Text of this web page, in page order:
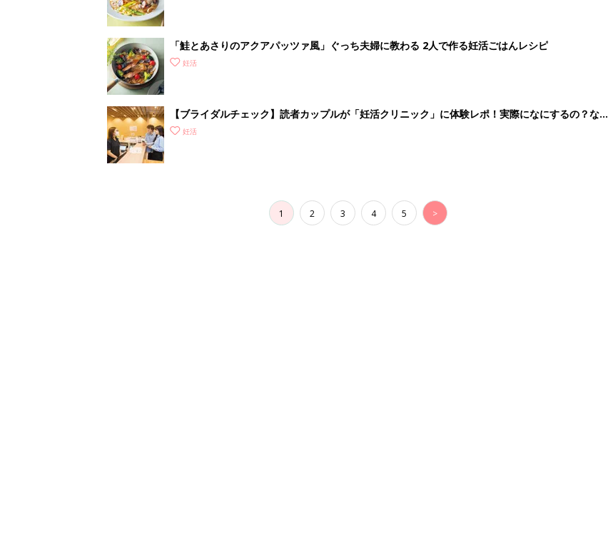
「鮭とあさりのアクアパッツァ風」ぐっち夫婦に教わる 2人で作る妊活ごはんレシピ
妊活
【ブライダルチェック】読者カップルが「妊活クリニック」に体験レポ！実際になにするの？なに
がわかるの？
妊活
1 2 3 4 5 >